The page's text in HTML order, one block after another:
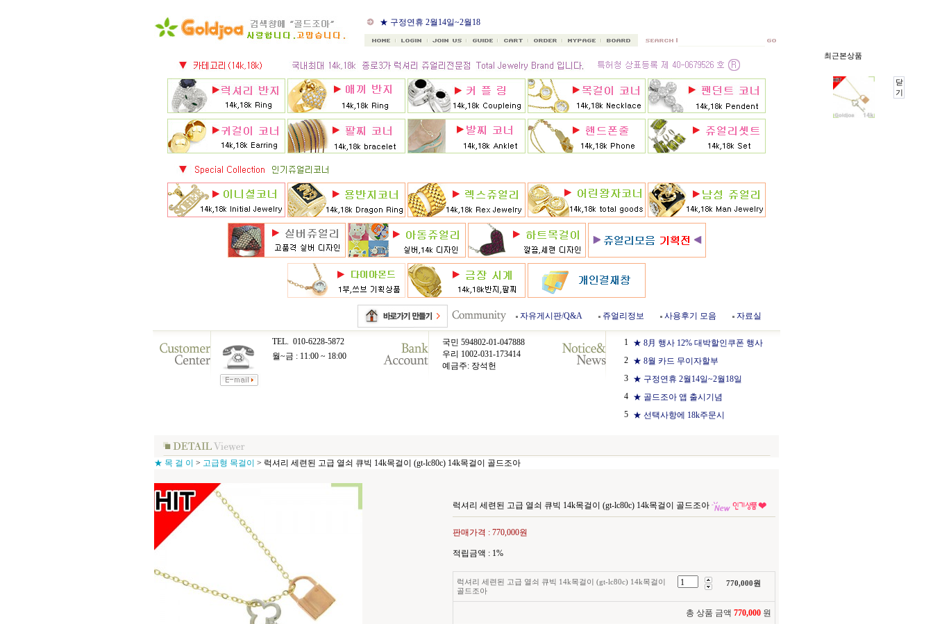
폰 행사
★ 8월 카드 무이자할부
일
★ 골드조아 앱 출시기념
★ 선택사항에 18k주문시
자유게시판/Q&A 쥬얼리정보 사용후기 모음 자료실
TEL. 010-6228-5872
월~금 : 11:00 ~ 18:00
국민 594802-01-047888
우리 1002-031-173414
예금주: 장석헌
1 ★ 8月 행사 12% 대박할인쿠폰 행사
2 ★ 8월 카드 무이자할부
3 ★ 구정연휴 2월14일~2월18일
4 ★ 골드조아 앱 출시기념
5 ★ 선택사항에 18k주문시
★ 목 걸 이 > 고급형 목걸이 > 럭셔리 세련된 고급 열쇠 큐빅 14k목걸이 (gt-lc80c) 14k목걸이 골드조아
럭셔리 세련된 고급 열쇠 큐빅 14k목걸이 (gt-lc80c) 14k목걸이 골드조아
판매가격 : 770,000원
적립금액 : 1%
럭셔리 세련된 고급 열쇠 큐빅 14k목걸이 (gt-lc80c) 14k목걸이
골드조아
770,000원
총 상품 금액 770,000 원
최근본상품
닫
기